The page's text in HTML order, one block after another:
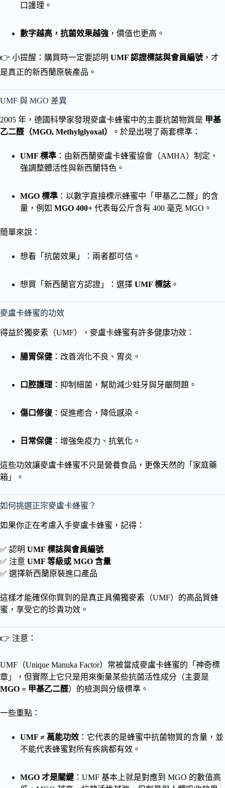
口護理。
數字越高，抗菌效果越強 ，價值也更高。
👉 小提醒：購買時一定要認明 UMF 認證標誌與會員編號，才
是真正的新西蘭原裝產品。
UMF 與 MGO 差異
2005 年，德國科學家發現麥盧卡蜂蜜中的主要抗菌物質是 甲基
乙二醛（MGO, Methylglyoxal）
。於是出現了兩套標準：
UMF 標準 ：由新西蘭麥盧卡蜂蜜協會（AMHA）制定，
強調整體活性與新西蘭特色。
MGO 標準 ：以數字直接標示蜂蜜中「甲基乙二醛」的含
量，例如 MGO 400+ 代表每公斤含有 400 毫克 MGO。
簡單來說：
想看「抗菌效果」：兩者都可信。
想買「新西蘭官方認證」：選擇 UMF 標誌 。
麥盧卡蜂蜜的功效
得益於獨麥素（UMF），麥盧卡蜂蜜有許多健康功效：
腸胃保健 ：改善消化不良、胃炎。
口腔護理 ：抑制細菌，幫助減少蛀牙與牙齦問題。
傷口修復 ：促進癒合，降低感染。
日常保健 ：增強免疫力、抗氧化。
這些功效讓麥盧卡蜂蜜不只是營養食品，更像天然的「家庭藥
箱」。
如何挑選正宗麥盧卡蜂蜜？
如果你正在考慮入手麥盧卡蜂蜜，記得：
✅ 認明 UMF 標誌與會員編號
✅ 注意 UMF 等級或 MGO 含量
✅ 選擇新西蘭原裝進口產品
這樣才能確保你買到的是真正具備獨麥素（UMF）的高品質蜂
蜜，享受它的珍貴功效。
👉 注意：
UMF（Unique Manuka Factor）常被當成麥盧卡蜂蜜的「神奇標
章」，但實際上它只是用來衡量某些抗菌活性成分（主要是
MGO = 甲基乙二醛）的檢測與分級標準。
一些重點：
UMF ≠ 萬能功效 ：它代表的是蜂蜜中抗菌物質的含量，並
不能代表蜂蜜對所有疾病都有效。
MGO 才是關鍵 ：UMF 基本上就是對應到 MGO 的數值高